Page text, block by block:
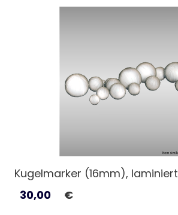
Kugelmarker (16mm), laminiert
30,00
€